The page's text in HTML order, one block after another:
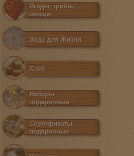
Ягоды, грибы,
овощи
Вода для Жизни
Хлеб
Наборы
подарочные
Сертификаты
подарочные